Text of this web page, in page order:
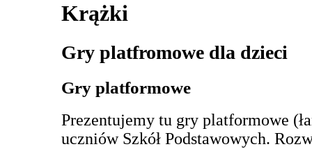
Krążki
Gry platfromowe dla dzieci
Gry platformowe
Prezentujemy tu gry platformowe
uczniów Szkół Podstawowych.